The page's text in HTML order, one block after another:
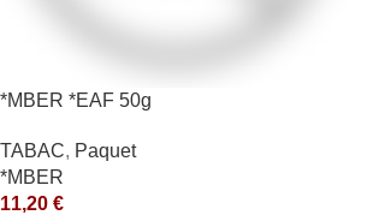
*MBER *EAF 50g
TABAC, Paquet
*MBER
11,20 €